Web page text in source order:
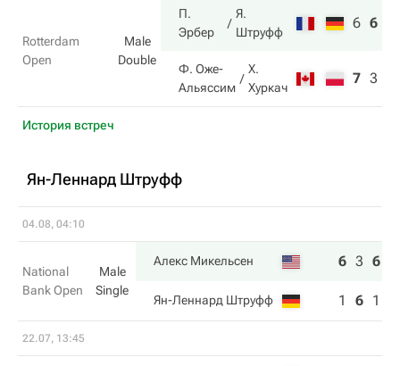
Rotterdam
Open
Male
Double
П.
Эрбер
Я.
Штруфф
6 6
Ф. Оже-
Альяссим
Х.
Хуркач
7 3
История встреч
Ян-Леннард Штруфф
04.08, 04:10
National
Bank Open
Male
Single
Алекс Микельсен 6 3 6
Ян-Леннард Штруфф 1 6 1
22.07, 13:45